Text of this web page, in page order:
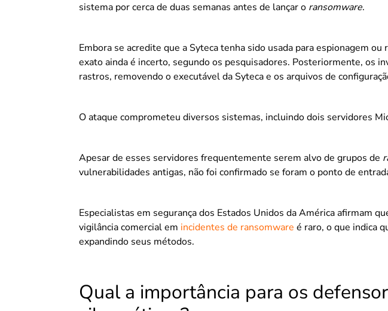
sistema por cerca de duas semanas antes de lançar o ransomware.
Embora se acredite que a Syteca tenha sido usada para espionagem ou
exato ainda é incerto, segundo os pesquisadores. Posteriormente, os
rastros, removendo o executável da Syteca e os arquivos de
O ataque comprometeu diversos sistemas, incluindo dois servidores
Apesar de esses servidores frequentemente serem alvo de grupos de
vulnerabilidades antigas, não foi confirmado se foram o ponto de
Especialistas em segurança dos Estados Unidos da América afirmam
vigilância comercial em incidentes de ransomware é raro, o que indica
expandindo seus métodos.
Qual a importância para os